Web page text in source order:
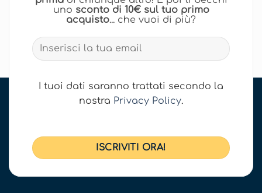
uno sconto di 10€ sul tuo primo
acquisto... che vuoi di più?
I tuoi dati saranno trattati secondo la
nostra Privacy Policy.